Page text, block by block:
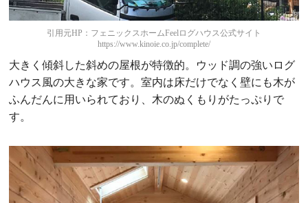
引用元HP：フェニックスホームFeelログハウス公式サイト
https://www.kinoie.co.jp/complete/
大きく傾斜した斜めの屋根が特徴的。ウッド調の強いログ
ハウス風の大きな家です。室内は床だけでなく壁にも木が
ふんだんに用いられており、木のぬくもりがたっぷりで
す。